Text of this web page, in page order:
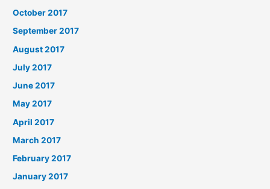
October 2017
September 2017
August 2017
July 2017
June 2017
May 2017
April 2017
March 2017
February 2017
January 2017